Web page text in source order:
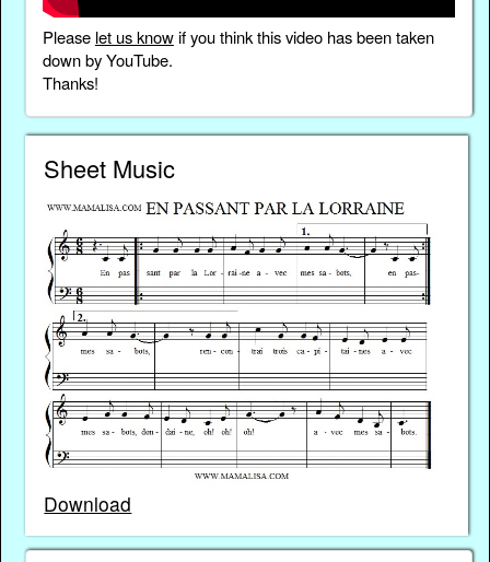
Please let us knowif you think this video has been taken
down by YouTube.
Thanks!
Sheet Music
Download